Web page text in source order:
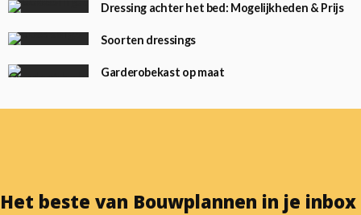
Dressing achter het bed: Mogelijkheden & Prijs
Soorten dressings
Garderobekast op maat
Het beste van Bouwplannen in je inbox